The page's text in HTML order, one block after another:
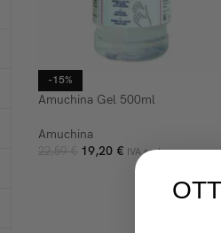
-15%
Amuchina Gel 500ml
Amuchina
22,59€ 19,20 € IVA esclusa
AGGIUNGI AL CARRELLO